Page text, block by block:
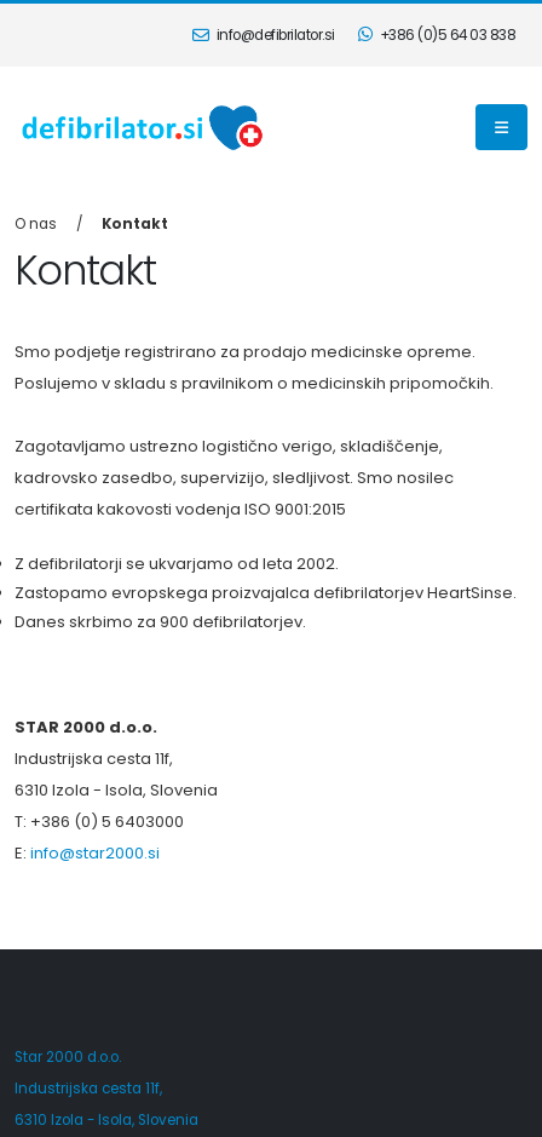
info@defibrilator.si +386 (0)5 64 03 838
O nas Kontakt
Kontakt
Smo podjetje registrirano za prodajo medicinske opreme.
Poslujemo v skladu s pravilnikom o medicinskih pripomočkih.
Zagotavljamo ustrezno logistično verigo, skladiščenje,
kadrovsko zasedbo, supervizijo, sledljivost. Smo nosilec
certifikata kakovosti vodenja ISO 9001:2015
Z defibrilatorji se ukvarjamo od leta 2002.
Zastopamo evropskega proizvajalca defibrilatorjev HeartSinse.
Danes skrbimo za 900 defibrilatorjev.
STAR 2000 d.o.o.
Industrijska cesta 11f,
6310 Izola - Isola, Slovenia
T: +386 (0) 5 6403000
E: info@star2000.si
Star 2000 d.o.o.
Industrijska cesta 11f,
6310 Izola - Isola, Slovenia